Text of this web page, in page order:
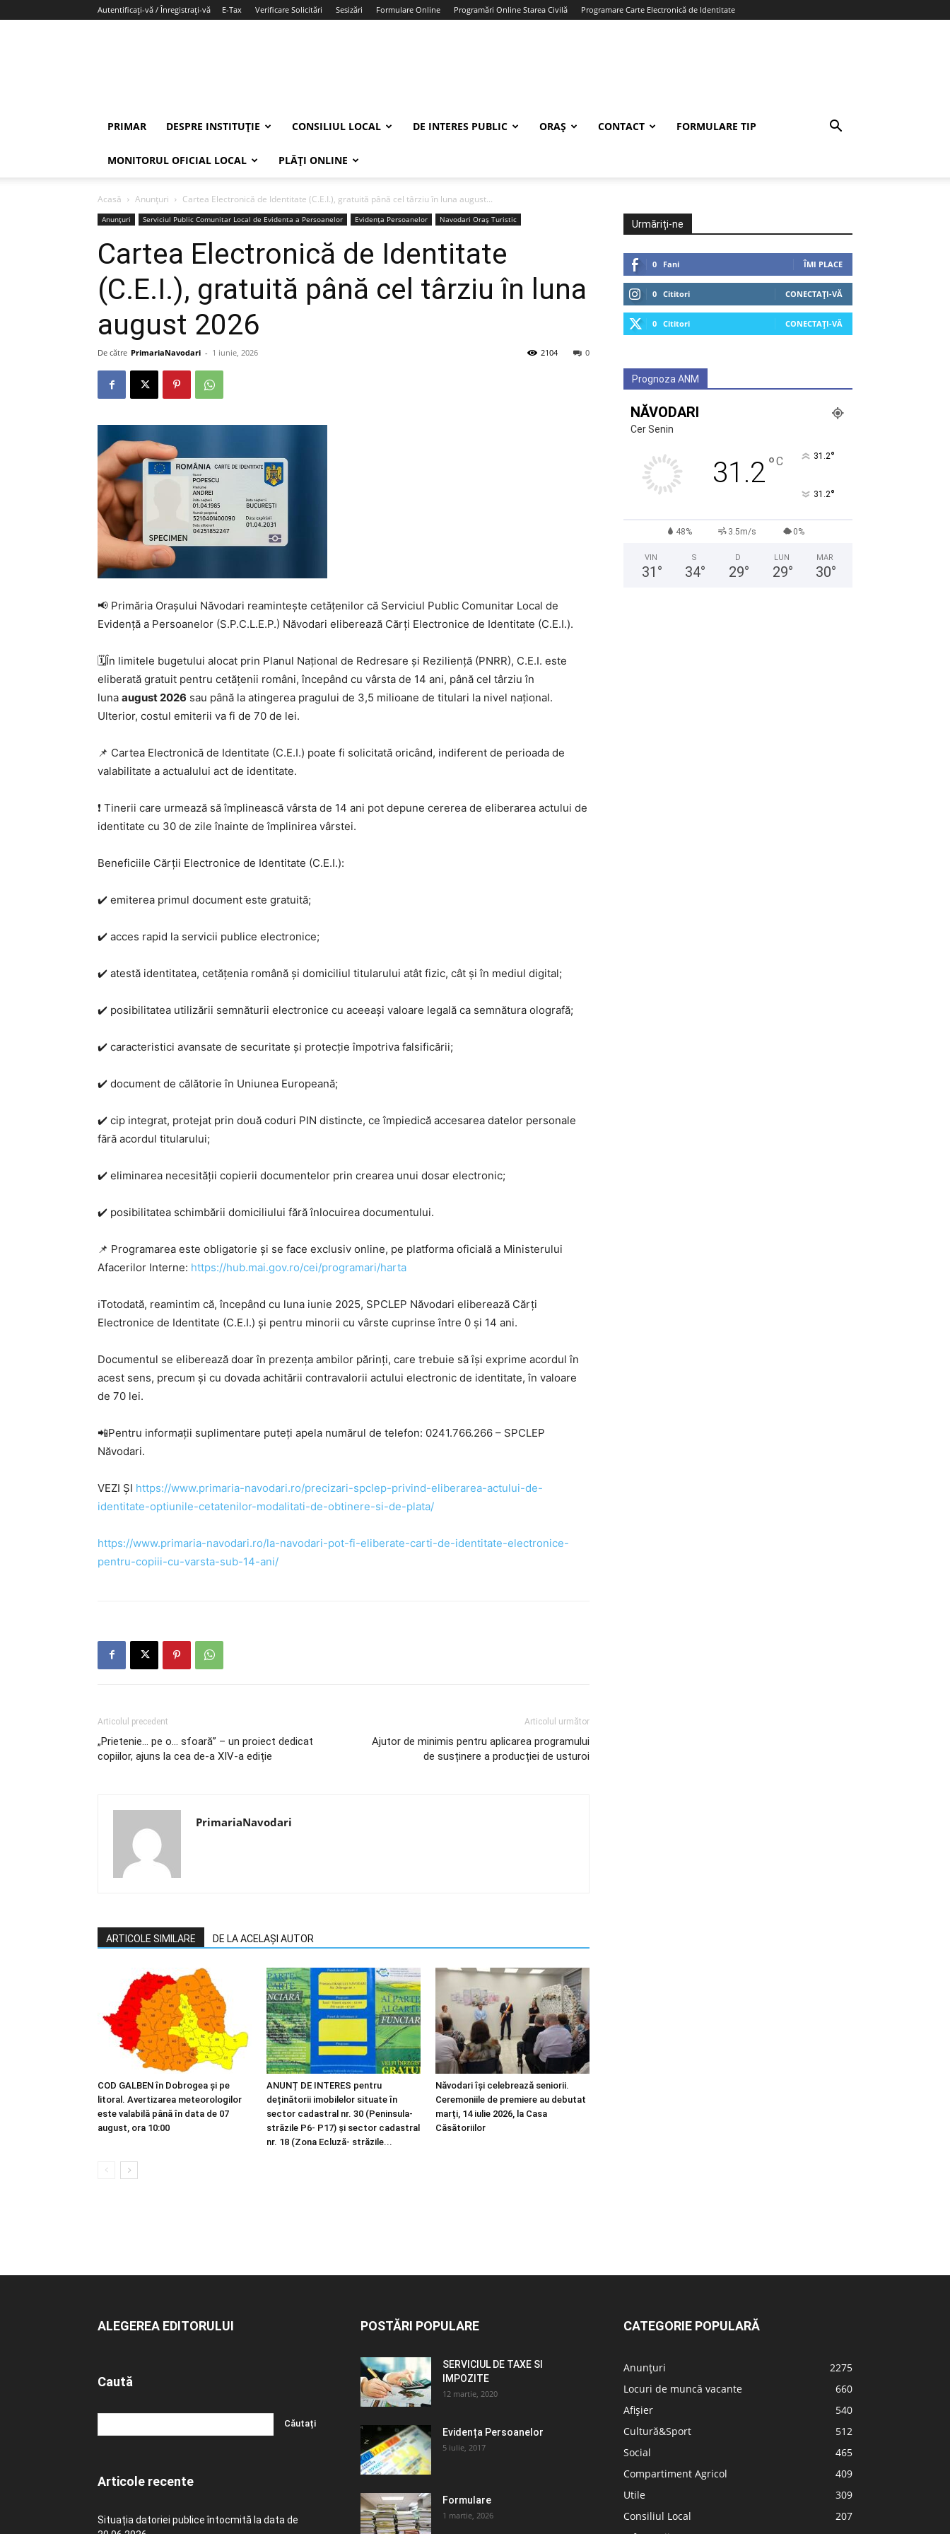
Autentificați-vă / Înregistrați-vă E-Tax Verificare Solicitări Sesizări Formulare Online Programări Online Starea Civilă Programare Carte Electronică de Identitate
PRIMAR DESPRE INSTITUȚIE CONSILIUL LOCAL DE INTERES PUBLIC ORAȘ CONTACT FORMULARE TIP
MONITORUL OFICIAL LOCAL PLĂȚI ONLINE
Acasă Anunțuri Cartea Electronică de Identitate (C.E.I.), gratuită până cel târziu în luna august...
Anunțuri Serviciul Public Comunitar Local de Evidenta a Persoanelor Evidența Persoanelor Navodari Oraș Turistic
Cartea Electronică de Identitate
(C.E.I.), gratuită până cel târziu în luna
august 2026
De către PrimariaNavodari - 1 iunie, 2026 0
2104
📢 Primăria Orașului Năvodari reamintește cetățenilor că Serviciul Public Comunitar Local de
Evidență a Persoanelor (S.P.C.L.E.P.) Năvodari eliberează Cărți Electronice de Identitate (C.E.I.).
🗓️În limitele bugetului alocat prin Planul Național de Redresare și Reziliență (PNRR), C.E.I. este
eliberată gratuit pentru cetățenii români, începând cu vârsta de 14 ani, până cel târziu în
luna august 2026 sau până la atingerea pragului de 3,5 milioane de titulari la nivel național.
Ulterior, costul emiterii va fi de 70 de lei.
📌 Cartea Electronică de Identitate (C.E.I.) poate fi solicitată oricând, indiferent de perioada de
valabilitate a actualului act de identitate.
❗ Tinerii care urmează să împlinească vârsta de 14 ani pot depune cererea de eliberarea actului de
identitate cu 30 de zile înainte de împlinirea vârstei.
Beneficiile Cărții Electronice de Identitate (C.E.I.):
✔️ emiterea primul document este gratuită;
✔️ acces rapid la servicii publice electronice;
✔️ atestă identitatea, cetățenia română și domiciliul titularului atât fizic, cât și în mediul digital;
✔️ posibilitatea utilizării semnăturii electronice cu aceeași valoare legală ca semnătura olografă;
✔️ caracteristici avansate de securitate și protecție împotriva falsificării;
✔️ document de călătorie în Uniunea Europeană;
✔️ cip integrat, protejat prin două coduri PIN distincte, ce împiedică accesarea datelor personale
fără acordul titularului;
✔️ eliminarea necesității copierii documentelor prin crearea unui dosar electronic;
✔️ posibilitatea schimbării domiciliului fără înlocuirea documentului.
📌 Programarea este obligatorie și se face exclusiv online, pe platforma oficială a Ministerului
Afacerilor Interne: https://hub.mai.gov.ro/cei/programari/harta
ℹ️Totodată, reamintim că, începând cu luna iunie 2025, SPCLEP Năvodari eliberează Cărți
Electronice de Identitate (C.E.I.) și pentru minorii cu vârste cuprinse între 0 și 14 ani.
Documentul se eliberează doar în prezența ambilor părinți, care trebuie să își exprime acordul în
acest sens, precum și cu dovada achitării contravalorii actului electronic de identitate, în valoare
de 70 lei.
📲Pentru informații suplimentare puteți apela numărul de telefon: 0241.766.266 – SPCLEP
Năvodari.
VEZI ȘI https://www.primaria-navodari.ro/precizari-spclep-privind-eliberarea-actului-de-
identitate-optiunile-cetatenilor-modalitati-de-obtinere-si-de-plata/
https://www.primaria-navodari.ro/la-navodari-pot-fi-eliberate-carti-de-identitate-electronice-
pentru-copiii-cu-varsta-sub-14-ani/
Articolul precedent
„Prietenie… pe o… sfoară” – un proiect dedicat
copiilor, ajuns la cea de-a XIV-a ediție
Articolul următor
Ajutor de minimis pentru aplicarea programului
de susținere a producției de usturoi
PrimariaNavodari
ARTICOLE SIMILARE DE LA ACELAȘI AUTOR
COD GALBEN în Dobrogea și pe
litoral. Avertizarea meteorologilor
este valabilă până în data de 07
august, ora 10:00
ANUNȚ DE INTERES pentru
deținătorii imobilelor situate în
sector cadastral nr. 30 (Peninsula-
străzile P6- P17) și sector cadastral
nr. 18 (Zona Ecluză- străzile...
Năvodari își celebrează seniorii.
Ceremoniile de premiere au debutat
marți, 14 iulie 2026, la Casa
Căsătoriilor
Urmăriți-ne
0 Fani ÎMI PLACE
0 Cititori CONECTAȚI-VĂ
0 Cititori CONECTAȚI-VĂ
Prognoza ANM
NĂVODARI
Cer Senin
31.2°C 31.2°
31.2°
48% 3.5m/s 0%
VIN
31 °
S
34°
D
29°
LUN
29°
MAR
30°
ALEGEREA EDITORULUI
Caută
Articole recente
Situația datoriei publice întocmită la data de
POSTĂRI POPULARE
SERVICIUL DE TAXE SI
IMPOZITE
12 martie, 2020
Evidența Persoanelor
5 iulie, 2017
Formulare
1 martie, 2026
CATEGORIE POPULARĂ
Anunțuri
2275
Locuri de muncă vacante
660
Afișier
540
Cultură&Sport
512
Social
465
Compartiment Agricol
409
Utile
309
Consiliul Local
207